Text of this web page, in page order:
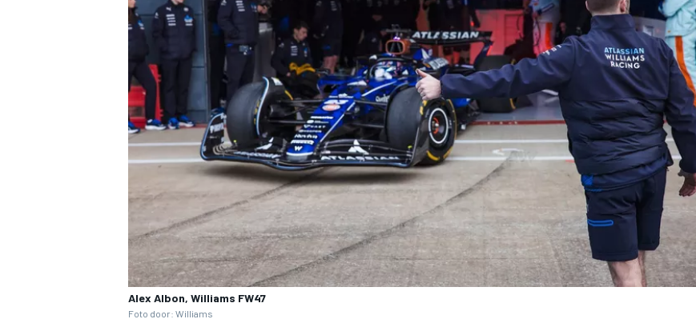
MEER RACEKLASSEN
Alex Albon, Williams FW47
Foto door: Williams